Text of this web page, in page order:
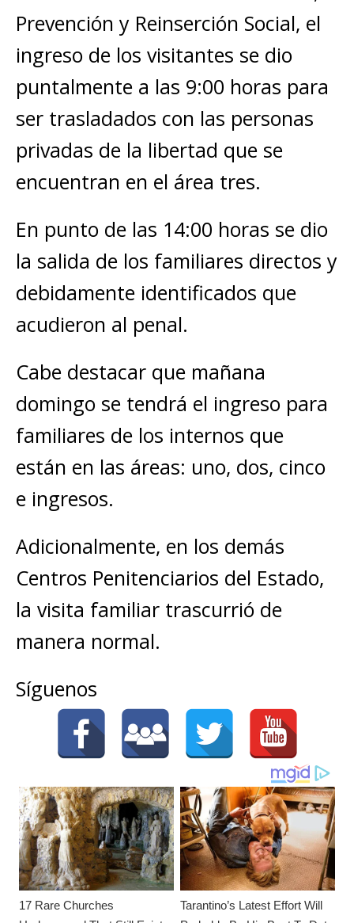
Prevención y Reinserción Social, el
ingreso de los visitantes se dio
puntalmente a las 9:00 horas para
ser trasladados con las personas
privadas de la libertad que se
encuentran en el área tres.
En punto de las 14:00 horas se dio
la salida de los familiares directos y
debidamente identificados que
acudieron al penal.
Cabe destacar que mañana
domingo se tendrá el ingreso para
familiares de los internos que
están en las áreas: uno, dos, cinco
e ingresos.
Adicionalmente, en los demás
Centros Penitenciarios del Estado,
la visita familiar trascurrió de
manera normal.
Síguenos